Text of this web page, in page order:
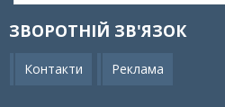
ЗВОРОТНІЙ ЗВ'ЯЗОК
Контакти Реклама